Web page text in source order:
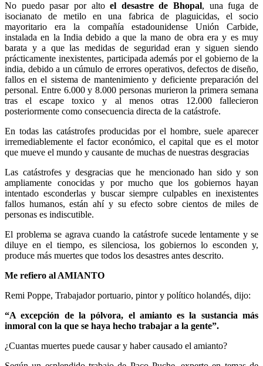
No puedo pasar por altoel desastre de Bhopal, una fuga de
isocianato de metilo en una fabrica de plaguicidas, el socio
mayoritario era la compañía estadounidense Unión Carbide,
instalada en la India debido a que la mano de obra era y es muy
barata y a que las medidas de seguridad eran y siguen siendo
prácticamente inexistentes, participada además por el gobierno de la
india, debido a un cúmulo de errores operativos, defectos de diseño,
fallos en el sistema de mantenimiento y deficiente preparación del
personal. Entre 6.000 y 8.000 personas murieron la primera semana
tras el escape toxico y al menos otras 12.000 fallecieron
posteriormente como consecuencia directa de la catástrofe.
En todas las catástrofes producidas por el hombre, suele aparecer
irremediablemente el factor económico, el capital que es el motor
que mueve el mundo y causante de muchas de nuestras desgracias
Las catástrofes y desgracias que he mencionado han sido y son
ampliamente conocidas y por mucho que los gobiernos hayan
intentado esconderlas y buscar siempre culpables en inexistentes
fallos humanos, están ahí y su efecto sobre cientos de miles de
personas es indiscutible.
El problema se agrava cuando la catástrofe sucede lentamente y se
diluye en el tiempo, es silenciosa, los gobiernos lo esconden y,
produce más muertes que todos los desastres antes descrito.
Me refiero al AMIANTO
Remi Poppe, Trabajador portuario, pintor y político holandés, dijo:
“A excepción de la pólvora, el amianto es la sustancia más
inmoral con la que se haya hecho trabajar a la gente”.
¿Cuantas muertes puede causar y haber causado el amianto?